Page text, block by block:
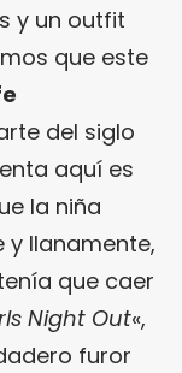
y un outfit
que este
del siglo
aquí es
la niña
y llanamente,
que caer
Night Out«,
furor